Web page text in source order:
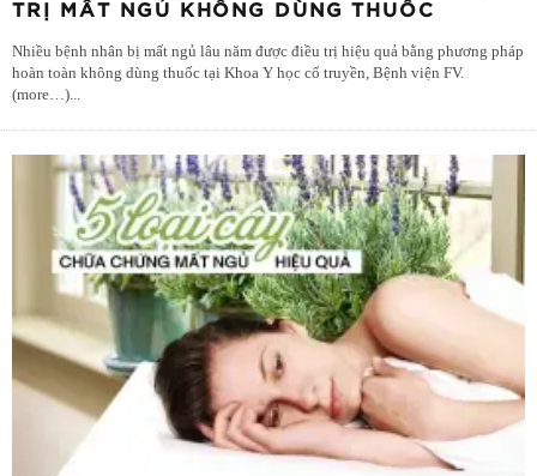
TRỊ MẤT NGỦ KHÔNG DÙNG THUỐC
Nhiều bệnh nhân bị mất ngủ lâu năm được điều trị hiệu quả bằng phương pháp
hoàn toàn không dùng thuốc tại Khoa Y học cổ truyền, Bệnh viện FV.
(more…)...